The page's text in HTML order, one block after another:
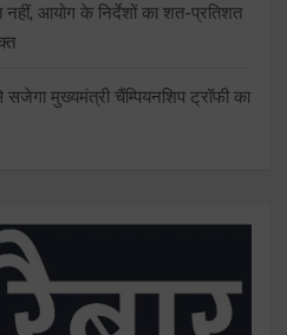
नहीं, आयोग के निर्देशों का शत-प्रतिशत
मुख्यमंत्री चैंम्पियनशिप ट्रॉफी का